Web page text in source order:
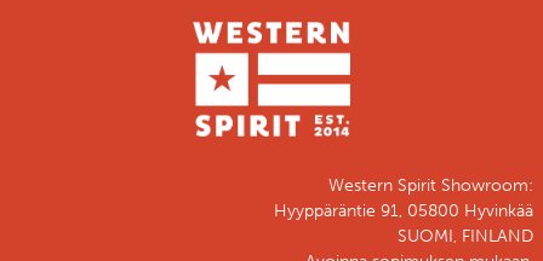
Western Spirit Showroom:
Hyyppäräntie 91, 05800 Hyvinkää
SUOMI, FINLAND